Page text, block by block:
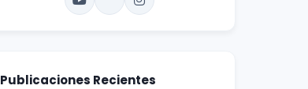
Publicaciones Recientes